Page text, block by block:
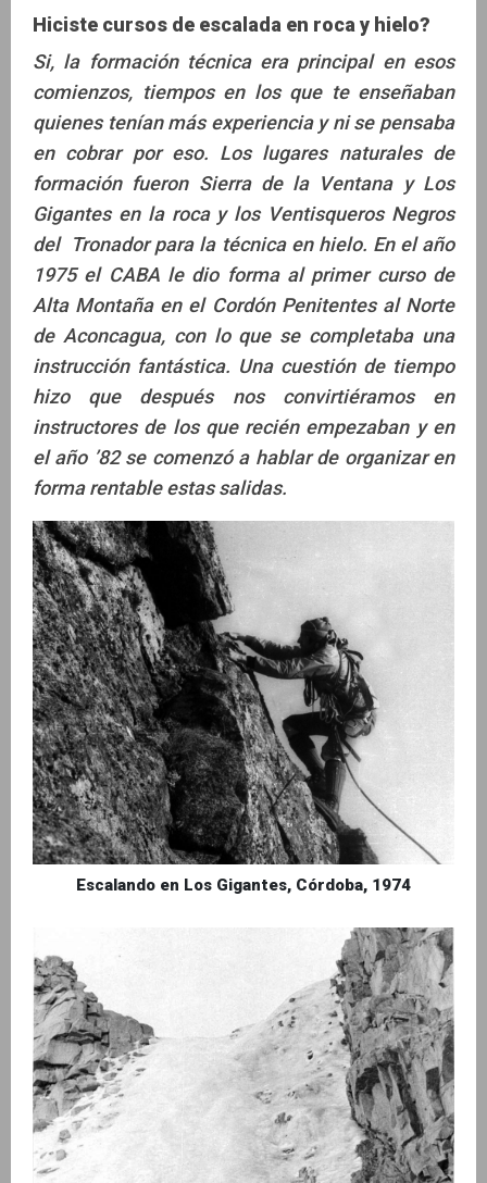
Hiciste cursos de escalada en roca y hielo?
Si, la formación técnica era principal en esos
comienzos, tiempos en los que te enseñaban
quienes tenían más experiencia y ni se pensaba
en cobrar por eso. Los lugares naturales de
formación fueron Sierra de la Ventana y Los
Gigantes en la roca y los Ventisqueros Negros
del Tronador para la técnica en hielo. En el año
1975 el CABA le dio forma al primer curso de
Alta Montaña en el Cordón Penitentes al Norte
de Aconcagua, con lo que se completaba una
instrucción fantástica. Una cuestión de tiempo
hizo que después nos convirtiéramos en
instructores de los que recién empezaban y en
el año ’82 se comenzó a hablar de organizar en
forma rentable estas salidas.
Escalando en Los Gigantes, Córdoba, 1974